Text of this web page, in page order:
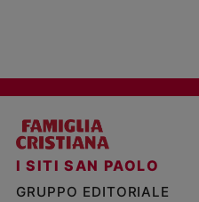
I SITI SAN PAOLO
GRUPPO EDITORIALE